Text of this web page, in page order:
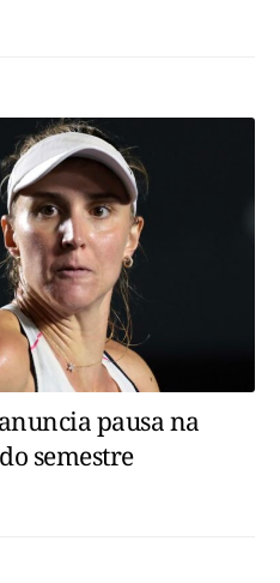
pausa na
semestre